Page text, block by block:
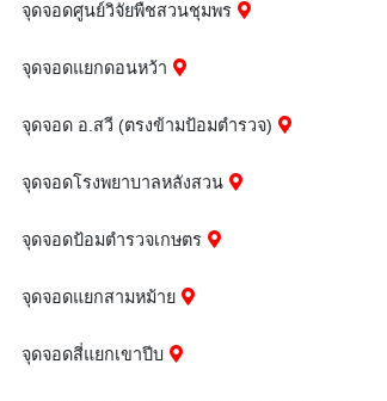
จุดจอดศูนย์วิจัยพืชสวนชุมพร
จุดจอดแยกดอนหว้า
จุดจอด อ.สวี (ตรงข้ามป้อมตำรวจ)
จุดจอดโรงพยาบาลหลังสวน
จุดจอดป้อมตำรวจเกษตร
จุดจอดแยกสามหม้าย
จุดจอดสี่แยกเขาปีบ